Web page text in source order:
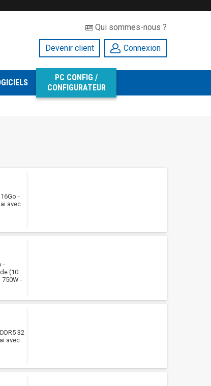
Qui sommes-nous ?
Devenir client Connexion
PC CONFIG /
CONFIGURATEUR
-
avec
-
(10
-
32
avec